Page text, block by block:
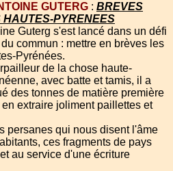
GUTERG : BREVES
HAUTES-PYRENEES
Guterg s'est lancé dans un défi
du commun : mettre en brèves les
Pyrénées.
de la chose haute-
avec batte et tamis, il a
des tonnes de matière première
en extraire joliment paillettes et
persanes qui nous disent l'âme
ces fragments de pays
au service d'une écriture